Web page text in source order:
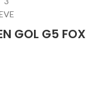
GOL G5 FOX